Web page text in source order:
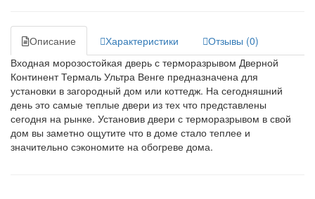
Описание Характеристики
Отзывы (0)
Входная морозостойкая дверь с терморазрывом Дверной
Континент Термаль Ультра Венге предназначена для
установки в загородный дом или коттедж. На сегодняшний
день это самые теплые двери из тех что представлены
сегодня на рынке. Установив двери с терморазрывом в свой
дом вы заметно ощутите что в доме стало теплее и
значительно сэкономите на обогреве дома.